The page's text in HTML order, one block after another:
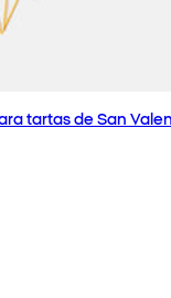
tartas de San